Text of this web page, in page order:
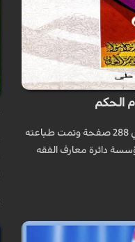
الحكم
هذا الكتاب للكاتب الدكتور محمد طي ، يقع في 288 صفحة وتمت طباعته
من قبل مؤسسة دائرة معارف الفقه